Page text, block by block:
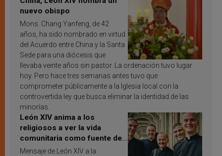
nuevo obispo
Mons. Chang Yanfeng, de 42
años, ha sido nombrado en virtud
del Acuerdo entre China y la Santa
Sede para una diócesis que
llevaba veinte años sin pastor. La ordenación tuvo lugar
hoy. Pero hace tres semanas antes tuvo que
comprometer públicamente a la Iglesia local con la
controvertida ley que busca eliminar la identidad de las
minorías.
León XIV anima a los
religiosos a ver la vida
comunitaria como fuente de
inspiración y santificación
Mensaje de León XIV a la